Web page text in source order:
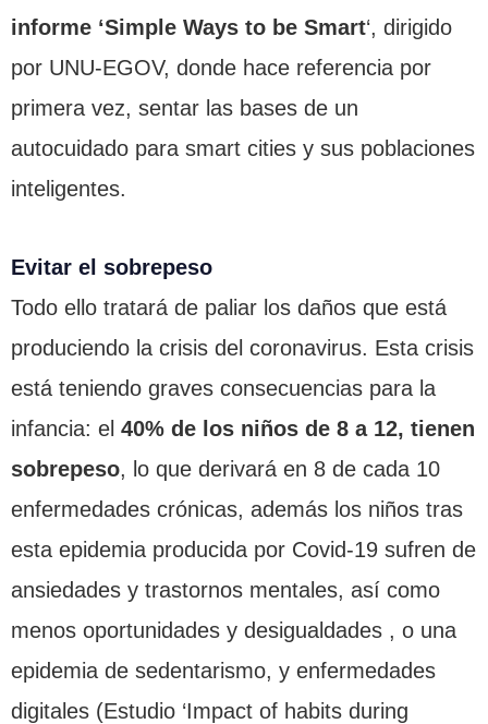
informe ‘Simple Ways to be Smart‘, dirigido
por UNU-EGOV, donde hace referencia por
primera vez, sentar las bases de un
autocuidado para smart cities y sus poblaciones
inteligentes.
Evitar el sobrepeso
Todo ello tratará de paliar los daños que está
produciendo la crisis del coronavirus. Esta crisis
está teniendo graves consecuencias para la
infancia: el 40% de los niños de 8 a 12, tienen
sobrepeso, lo que derivará en 8 de cada 10
enfermedades crónicas, además los niños tras
esta epidemia producida por Covid-19 sufren de
ansiedades y trastornos mentales, así como
menos oportunidades y desigualdades , o una
epidemia de sedentarismo, y enfermedades
digitales (Estudio ‘Impact of habits during